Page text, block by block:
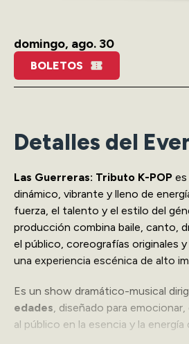
domingo, ago. 30
BOLETOS
Detalles del
Las Guerreras: Tributo K-POP
dinámico, vibrante y lleno de
fuerza, el talento y el estilo del
producción combina baile, canto,
el público, coreografías originales
una experiencia escénica de alto
Es un show dramático-musical
edades , diseñado para
al público en la esencia y la energía